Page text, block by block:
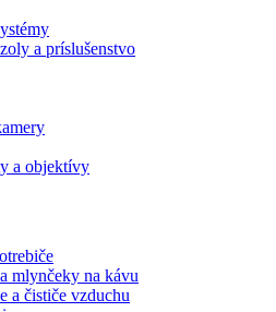
a príslušenstvo
a objektívy
mlynčeky na kávu
a čističe vzduchu